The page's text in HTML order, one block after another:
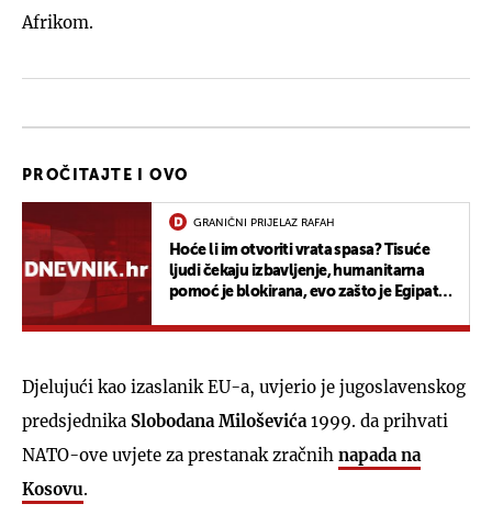
Afrikom.
PROČITAJTE I OVO
GRANIČNI PRIJELAZ RAFAH
Hoće li im otvoriti vrata spasa? Tisuće
ljudi čekaju izbavljenje, humanitarna
pomoć je blokirana, evo zašto je Egipat
Djelujući kao izaslanik EU-a, uvjerio je jugoslavenskog
predsjednika Slobodana Miloševića 1999. da prihvati
NATO-ove uvjete za prestanak zračnih napada na
Kosovu.